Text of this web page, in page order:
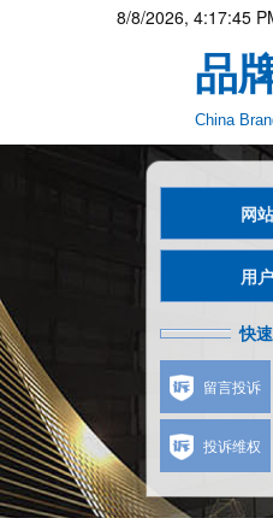
8/8/2026, 4:17:45
品
China
网
用
快
留言投诉
投诉维权